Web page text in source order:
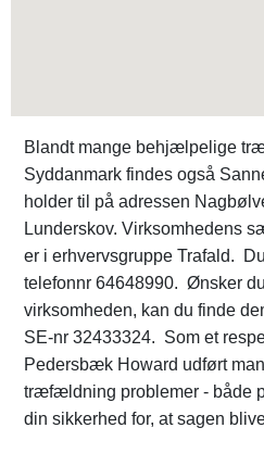
Blandt mange behjælpelige
Syddanmark findes også
holder til på adressen
Lunderskov. Virksomhedens
er i erhvervsgruppe Trafald.
telefonnr 64648990. Ønsker
virksomheden, kan du finde
SE-nr 32433324. Som et
Pedersbæk Howard udført
træfældning problemer - både
din sikkerhed for, at sagen